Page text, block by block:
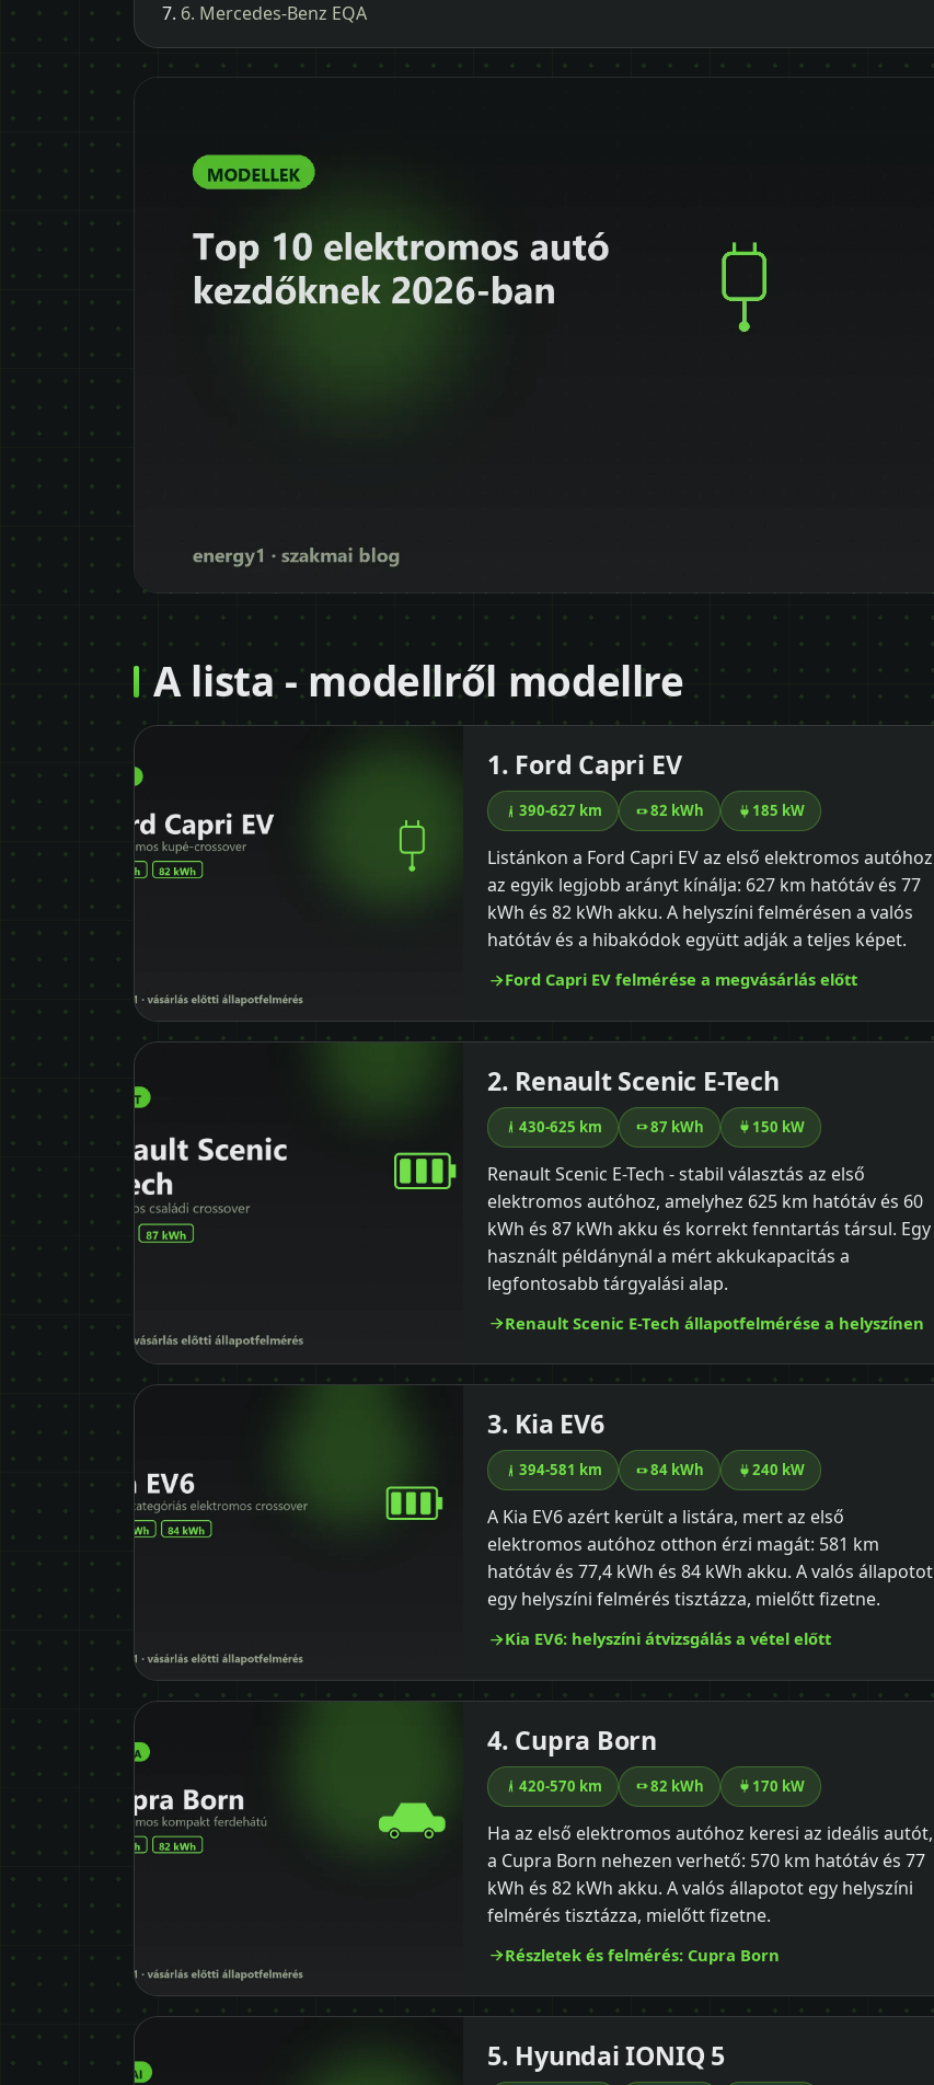
6. Mercedes-Benz EQA
A lista - modellről modellre
1. Ford Capri EV
390-627 km 82 kWh 185 kW
Listánkon a Ford Capri EV az első elektromos autóhoz
az egyik legjobb arányt kínálja: 627 km hatótáv és 77
kWh és 82 kWh akku. A helyszíni felmérésen a valós
hatótáv és a hibakódok együtt adják a teljes képet.
Ford Capri EV felmérése a megvásárlás előtt
2. Renault Scenic E-Tech
430-625 km 87 kWh 150 kW
Renault Scenic E-Tech - stabil választás az első
elektromos autóhoz, amelyhez 625 km hatótáv és 60
kWh és 87 kWh akku és korrekt fenntartás társul. Egy
használt példánynál a mért akkukapacitás a
legfontosabb tárgyalási alap.
Renault Scenic E-Tech állapotfelmérése a helyszínen
3. Kia EV6
394-581 km 84 kWh 240 kW
A Kia EV6 azért került a listára, mert az első
elektromos autóhoz otthon érzi magát: 581 km
hatótáv és 77,4 kWh és 84 kWh akku. A valós állapotot
egy helyszíni felmérés tisztázza, mielőtt fizetne.
Kia EV6: helyszíni átvizsgálás a vétel előtt
4. Cupra Born
420-570 km 82 kWh 170 kW
Ha az első elektromos autóhoz keresi az ideális autót,
a Cupra Born nehezen verhető: 570 km hatótáv és 77
kWh és 82 kWh akku. A valós állapotot egy helyszíni
felmérés tisztázza, mielőtt fizetne.
Részletek és felmérés: Cupra Born
5. Hyundai IONIQ 5